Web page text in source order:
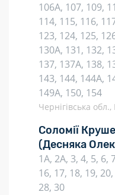
106А, 107, 109,
114, 115, 116,
123, 124, 125,
130А, 131, 132,
137, 137А, 138,
143, 144, 144А,
149А, 150, 154
Чернігівська
Соломії
(Десняка
1А, 2А, 3, 4, 5, 6,
16, 17, 18, 19,
28, 30